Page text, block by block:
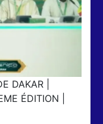
DAKAR |
ÉDITION |